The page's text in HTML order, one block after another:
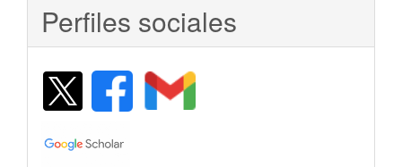
Perfiles sociales